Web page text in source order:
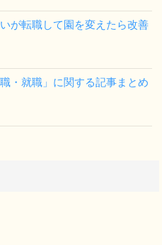
が転職して園を変えたら改善
・就職」に関する記事まとめ